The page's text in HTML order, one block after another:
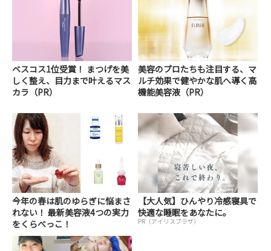
ベスコス1位受賞！ まつげを美
しく整え、目力まで叶えるマス
カラ（PR）
美容のプロたちも注目する、マ
ルチ効果で健やかな肌へ導く高
機能美容液（PR）
今年の春は肌のゆらぎに悩まさ
れない！ 最新美容液4つの実力
をくらべっこ！
【大人気】ひんやり冷感寝具で
快適な睡眠をあなたに。
PR（アイリスプラザ）